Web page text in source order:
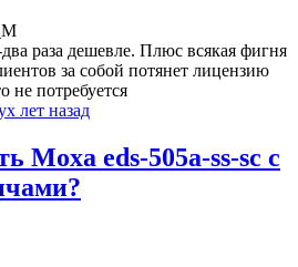
раза дешевле. Плюс всякая фигня
за собой потянет лицензию
не потребуется
лет назад
Moxa eds-505a-ss-sc с